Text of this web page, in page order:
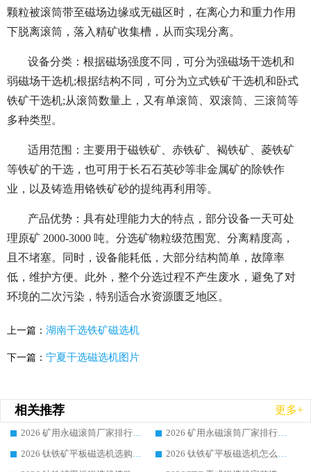
颗粒被滚筒带至磁场边缘或无磁区时，在离心力和重力作用
下脱离滚筒，落入精矿收集槽，从而实现分离。
设备分类：根据磁场强度不同，可分为强磁场干选机和
弱磁场干选机;根据结构不同，可分为立式铁矿干选机和卧式
铁矿干选机;从滚筒数量上，又有单滚筒、双滚筒、三滚筒等
多种类型。
适用范围：主要用于磁铁矿、赤铁矿、褐铁矿、菱铁矿
等铁矿的干选，也可用于长石石英砂等非金属矿的除铁作
业，以及铸造用铬铁矿砂的提纯再利用等。
产品优势：具有处理能力大的特点，部分设备一天可处
理原矿 2000-3000 吨。分选矿物粒级范围宽、分离精度高，
且不堵塞。同时，设备能耗低，大部分结构简单，故障率
低，维护方便。此外，整个分选过程不产生废水，避免了对
环境的二次污染，特别适合水资源匮乏地区。
上一篇： 湖南干选铁矿磁选机
下一篇： 宁夏干选磁选机图片
相关推荐 更多+
2026 矿用永磁滚筒厂家排行榜选购干货指南 行业口碑标杆华体会手机网页版-华体会(中国) 实力出众
2026 矿用永磁滚筒厂家排行榜选购指南，行业口碑领域强者华体会手机网页版-华体会(中国)
2026 钛铁矿平板磁选机选购全攻略 市场公认优质品牌厂家实力排行榜
2026 钛铁矿平板磁选机怎么选 靠谱生产企业实力排行榜选购参考攻略